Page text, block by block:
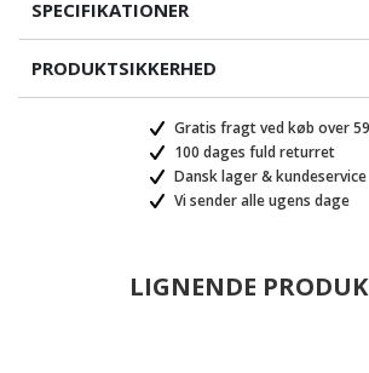
SPECIFIKATIONER
PRODUKTSIKKERHED
Gratis fragt ved køb over
100 dages fuld returret
Dansk lager & kundeservice
Vi sender alle ugens dage
LIGNENDE